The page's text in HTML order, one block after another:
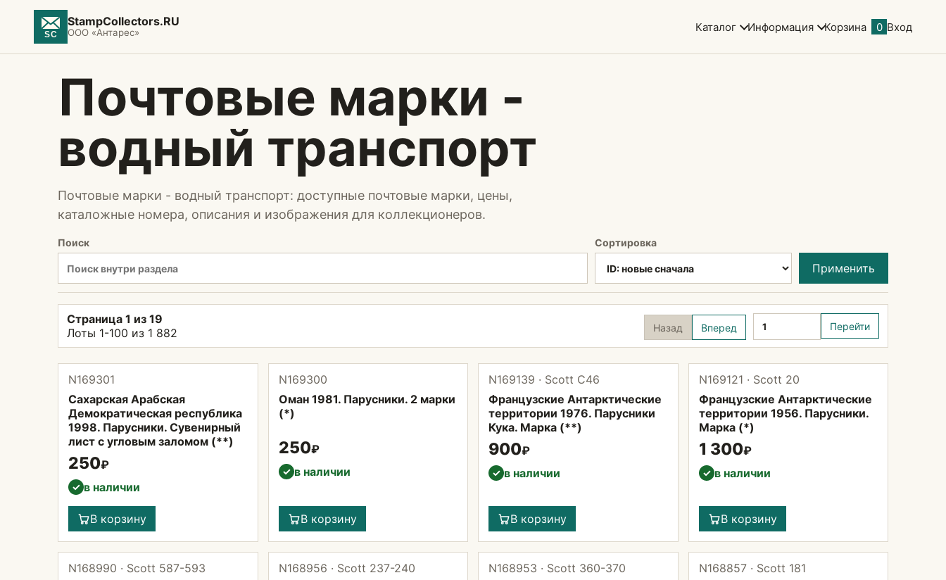
StampCollectors.RU
ООО «Антарес» Каталог Информация Корзина 0 Вход
Почтовые марки -
водный транспорт
Почтовые марки - водный транспорт: доступные почтовые марки, цены,
каталожные номера, описания и изображения для коллекционеров.
Поиск Сортировка
Применить
Страница 1 из 19
Лоты 1-100 из 1 882
Назад Вперед Перейти
N169301
Сахарская Арабская
Демократическая республика
1998. Парусники. Сувенирный
лист с угловым заломом (**)
250₽
✓ в наличии
В корзину
N169300
Оман 1981. Парусники. 2 марки
(*)
250₽
✓ в наличии
В корзину
N169139 · Scott С46
Французские Антарктические
территории 1976. Парусники
Кука. Марка (**)
900₽
✓ в наличии
В корзину
N169121 · Scott 20
Французские Антарктические
территории 1956. Парусники.
Марка (*)
1 300₽
✓ в наличии
В корзину
N168990 · Scott 587-593
N168956 · Scott 237-240
N168953 · Scott 360-370
N168857 · Scott 181